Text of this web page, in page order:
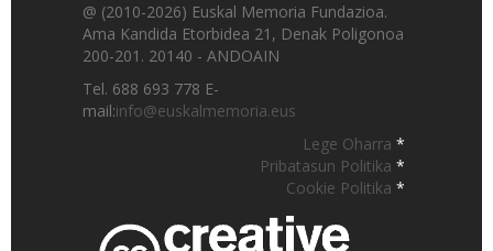
@ (2010-2026) Euskal Memoria Fundazioa.
Ama Kandida Etorbidea 21, Denak Poligonoa
200-201. 20140 - ANDOAIN
Tel. 688 693 778 E-
mail:info@euskalmemoria.eus
Lege Oharra *
Pribatasun Politika *
Cookie Politika *